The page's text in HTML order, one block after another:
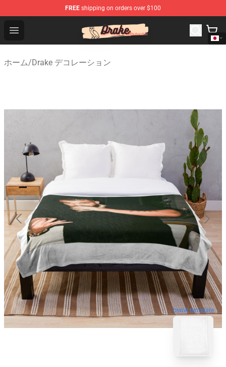
FREE shipping on orders over $100
Open menu
Drake Shop - Official Drake Merchandise Store
ホーム/Drake デコレーション
blank template